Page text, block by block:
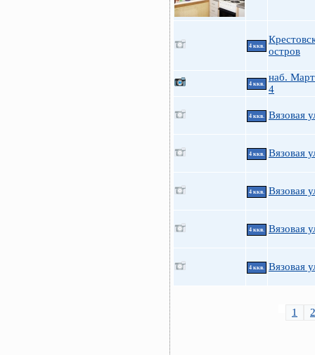
4 ккв.
остров
4 ккв.
наб.
4
4 ккв. Вязовая
4 ккв. Вязовая
4 ккв. Вязовая
4 ккв. Вязовая
4 ккв. Вязовая
1 2